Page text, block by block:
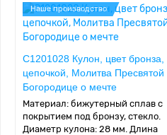
Наше производство
C1201028 Кулон, цвет бронза,
цепочкой, Молитва Пресвятой
Богородице о мечте
Материал: бижутерный сплав с
покрытием под бронзу, стекло.
Диаметр кулона: 28 мм. Длина